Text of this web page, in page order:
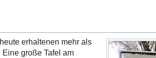
erhaltenen mehr als
große Tafel am